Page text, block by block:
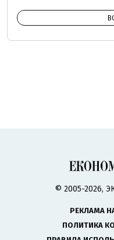
© 2005-2026,
РЕКЛАМА
ПОЛИТИКА